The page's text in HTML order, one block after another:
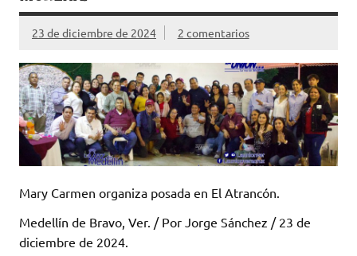
23 de diciembre de 2024 2 comentarios
Mary Carmen organiza posada en El Atrancón.
Medellín de Bravo, Ver. / Por Jorge Sánchez / 23 de
diciembre de 2024.